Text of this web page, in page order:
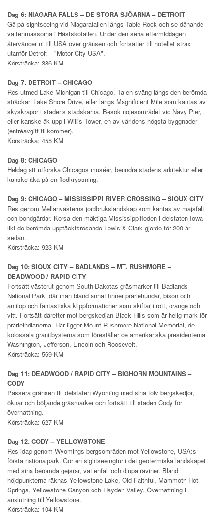
Dag 6: NIAGARA FALLS – DE STORA SJÖARNA – DETROIT
Gå på sightseeing vid Niagarafallen längs Table Rock och se dånande
vattenmassorna i Hästskofallen. Under den sena eftermiddagen
återvänder ni till USA över gränsen och fortsätter till hotellet strax
utanför Detroit – "Motor City USA".
Körsträcka: 386 KM
Dag 7: DETROIT – CHICAGO
Res utmed Lake Michigan till Chicago. Ta en sväng längs den berömda
sträckan Lake Shore Drive, eller längs Magnificent Mile som kantas av
skyskrapor i stadens stadskärna. Besök nöjesområdet vid Navy Pier,
eller kanske åk upp i Willis Tower, en av världens högsta byggnader
(entréavgift tillkommer).
Körsträcka: 455 KM
Dag 8: CHICAGO
Heldag att utforska Chicagos muséer, beundra stadens arkitektur eller
kanske åka på en flodkryssning.
Dag 9: CHICAGO – MISSISSIPPI RIVER CROSSING – SIOUX CITY
Res genom Mellanvästerns jordbrukslandskap som kantas av majsfält
och bondgårdar. Korsa den mäktiga Mississippifloden i delstaten Iowa
likt de berömda upptäcktsresande Lewis & Clark gjorde för 200 år
sedan.
Körsträcka: 923 KM
Dag 10: SIOUX CITY – BADLANDS – MT. RUSHMORE –
DEADWOOD / RAPID CITY
Fortsätt västerut genom South Dakotas gräsmarker till Badlands
National Park, där man bland annat finner präriehundar, bison och
antilop och fantastiska klippformationer som skiftar i rött, orange och
vitt. Fortsätt därefter mot bergskedjan Black Hills som är helig mark för
prärieindianerna. Här ligger Mount Rushmore National Memorial, de
kolossala granitbysterna som föreställer de amerikanska presidenterna
Washington, Jefferson, Lincoln och Roosevelt.
Körsträcka: 569 KM
Dag 11: DEADWOOD / RAPID CITY – BIGHORN MOUNTAINS –
CODY
Passera gränsen till delstaten Wyoming med sina tolv bergskedjor,
öknar och böljande gräsmarker och fortsätt till staden Cody för
övernattning.
Körsträcka: 627 KM
Dag 12: CODY – YELLOWSTONE
Res idag genom Wyomings bergsområden mot Yellowstone, USA:s
första nationalpark. Gör en sightseeingtur i det geotermiska landskapet
med sina berömda gejsrar, vattenfall och djupa raviner. Bland
höjdpunkterna räknas Yellowstone Lake, Old Faithful, Mammoth Hot
Springs, Yellowstone Canyon och Hayden Valley. Övernattning i
anslutning till Yellowstone.
Körsträcka: 104 KM